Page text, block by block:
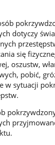
dotyczy
się
oszustw,
pobić,
w sytuacji